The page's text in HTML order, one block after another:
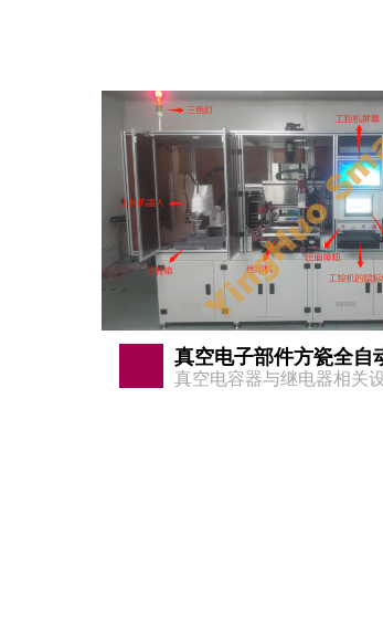
真空电子部件方瓷全自
真空电容器与继电器相关